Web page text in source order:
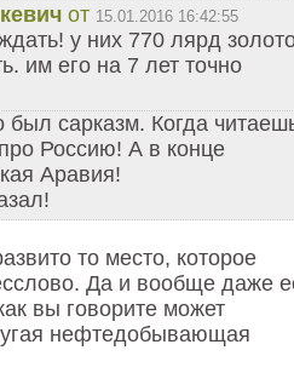
от 15.01.2016 16:42:55
у них 770 лярд
им его на 7 лет точно
был сарказм. Когда
Россию! А в конце
Аравия!
то место, которое
Да и вообще даже
вы говорите может
нефтедобывающая